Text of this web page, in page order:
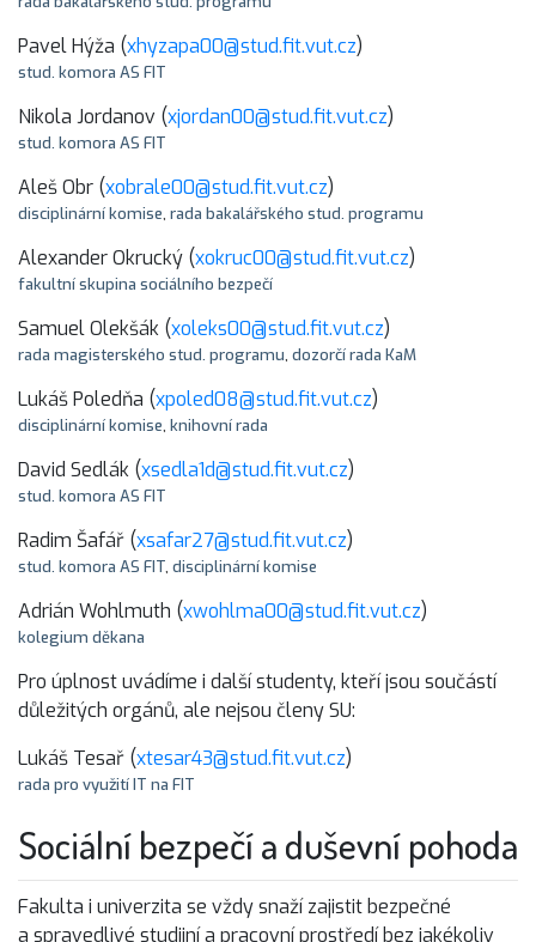
Pavel Hýža (xhyzapa00@stud.fit.vut.cz)
stud. komora AS FIT
Nikola Jordanov (xjordan00@stud.fit.vut.cz)
stud. komora AS FIT
Aleš Obr (xobrale00@stud.fit.vut.cz)
disciplinární komise, rada bakalářského stud. programu
Alexander Okrucký (xokruc00@stud.fit.vut.cz)
fakultní skupina sociálního bezpečí
Samuel Olekšák (xoleks00@stud.fit.vut.cz)
rada magisterského stud. programu, dozorčí rada KaM
Lukáš Poledňa (xpoled08@stud.fit.vut.cz)
disciplinární komise, knihovní rada
David Sedlák (xsedla1d@stud.fit.vut.cz)
stud. komora AS FIT
Radim Šafář (xsafar27@stud.fit.vut.cz)
stud. komora AS FIT, disciplinární komise
Adrián Wohlmuth (xwohlma00@stud.fit.vut.cz)
kolegium děkana
Pro úplnost uvádíme i další studenty, kteří jsou součástí
důležitých orgánů, ale nejsou členy SU:
Lukáš Tesař (xtesar43@stud.fit.vut.cz)
rada pro využití IT na FIT
Sociální bezpečí a duševní pohoda
Fakulta i univerzita se vždy snaží zajistit bezpečné
a spravedlivé studijní a pracovní prostředí bez jakékoliv